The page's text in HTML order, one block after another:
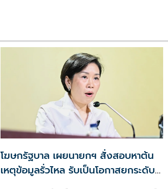
โฆษกรัฐบาล เผยนายกฯ สั่งสอบหาต้น
เหตุข้อมูลรั่วไหล รับเป็นโอกาสยกระดับ